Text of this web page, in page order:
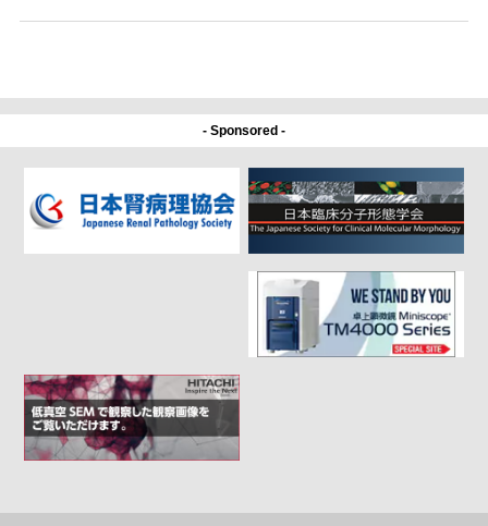
- Sponsored -